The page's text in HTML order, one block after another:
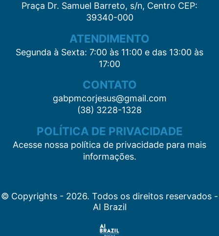
Praça Dr. Samuel Barreto, s/n, Centro CEP:
39340-000
ATENDIMENTO
Segunda à Sexta: 7:00 às 11:00 e das 13:00 às
17:00
CONTATO
gabpmcorjesus@gmail.com
(38) 3228-1328
POLÍTICA DE PRIVACIDADE
Acesse nossa política de privacidade para mais
informações.
© Copyrights - 2026. Todos os direitos reservados -
AI Brazil